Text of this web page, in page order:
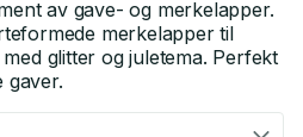
av gave- og merkelapper.
merkelapper til
glitter og juletema. Perfekt
gaver.